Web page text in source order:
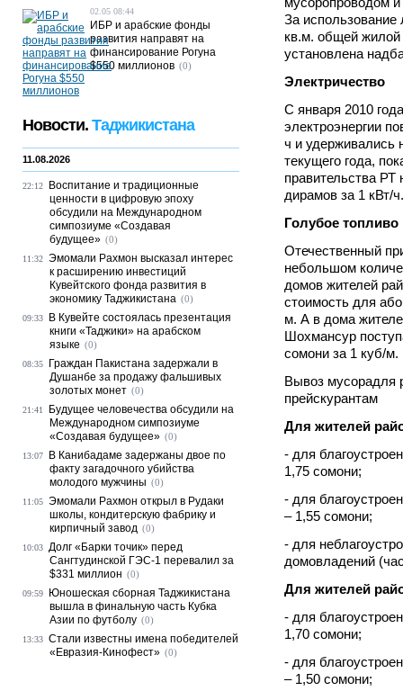
За использование
кв.м. общей
установлена
Электричество
С января 2010
электроэнергии
ч и удерживались
текущего года,
правительства
дирамов за 1 кВт/ч.
Голубое топливо
Отечественный
небольшом
домов жителей
стоимость для
м. А в дома
Шохмансур
сомони за 1 куб/м.
Вывоз мусорадля
прейскурантам
Для жителей
- для
1,75 сомони;
- для
– 1,55 сомони;
- для
домовладений
Для жителей
- для
1,70 сомони;
- для
– 1,50 сомони;
02.05 08:44
ИБР и арабские фонды
развития направят на
финансирование Рогуна
$550 миллионов (0)
Новости. Таджикистана
11.08.2026
22:12
Воспитание и традиционные
ценности в цифровую эпоху
обсудили на Международном
симпозиуме «Создавая
будущее» (0)
11:32 Эмомали Рахмон высказал интерес
к расширению инвестиций
Кувейтского фонда развития в
экономику Таджикистана (0)
09:33
В Кувейте состоялась презентация
книги «Таджики» на арабском
языке (0)
08:35
Граждан Пакистана задержали в
Душанбе за продажу фальшивых
золотых монет (0)
21:41
Будущее человечества обсудили на
Международном симпозиуме
«Создавая будущее» (0)
13:07
В Канибадаме задержаны двое по
факту загадочного убийства
молодого мужчины (0)
11:05 Эмомали Рахмон открыл в Рудаки
школы, кондитерскую фабрику и
кирпичный завод (0)
10:03 Долг «Барки точик» перед
Сангтудинской ГЭС-1 перевалил за
$331 миллион (0)
09:59
Юношеская сборная Таджикистана
вышла в финальную часть Кубка
Азии по футболу (0)
13:33 Стали известны имена победителей
«Евразия-Кинофест» (0)